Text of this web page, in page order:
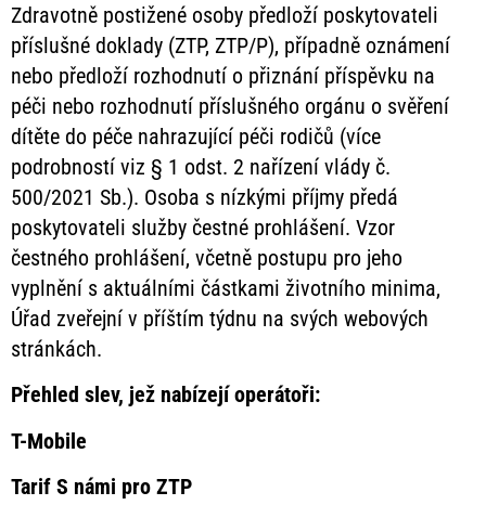
Zdravotně postižené osoby předloží poskytovateli
příslušné doklady (ZTP, ZTP/P), případně oznámení
nebo předloží rozhodnutí o přiznání příspěvku na
péči nebo rozhodnutí příslušného orgánu o svěření
dítěte do péče nahrazující péči rodičů (více
podrobností viz § 1 odst. 2 nařízení vlády č.
500/2021 Sb.). Osoba s nízkými příjmy předá
poskytovateli služby čestné prohlášení. Vzor
čestného prohlášení, včetně postupu pro jeho
vyplnění s aktuálními částkami životního minima,
Úřad zveřejní v příštím týdnu na svých webových
stránkách.
Přehled slev, jež nabízejí operátoři:
T-Mobile
Tarif S námi pro ZTP